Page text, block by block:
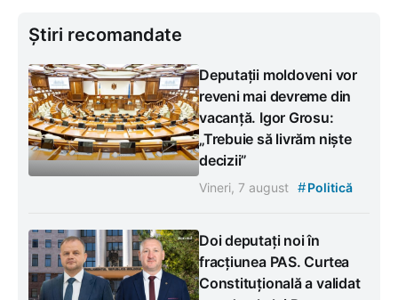
Știri recomandate
Deputații moldoveni vor
reveni mai devreme din
vacanță. Igor Grosu:
„Trebuie să livrăm niște
decizii”
Vineri, 7 august #Politică
Doi deputați noi în
fracțiunea PAS. Curtea
Constituțională a validat